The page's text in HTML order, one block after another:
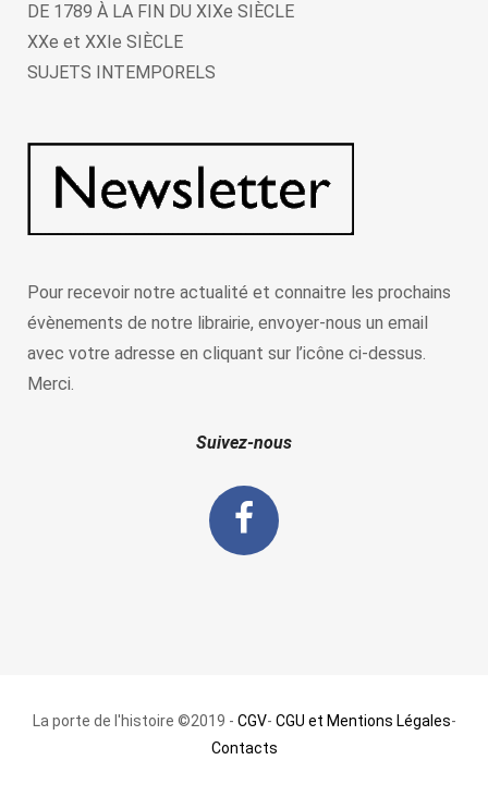
DE 1789 À LA FIN DU XIXe SIÈCLE
XXe et XXIe SIÈCLE
SUJETS INTEMPORELS
Pour recevoir notre actualité et connaitre les prochains
évènements de notre librairie, envoyer-nous un email
avec votre adresse en cliquant sur l’icône ci-dessus.
Merci.
Suivez-nous
La porte de l'histoire ©2019 - CGV- CGU et Mentions Légales-
Contacts